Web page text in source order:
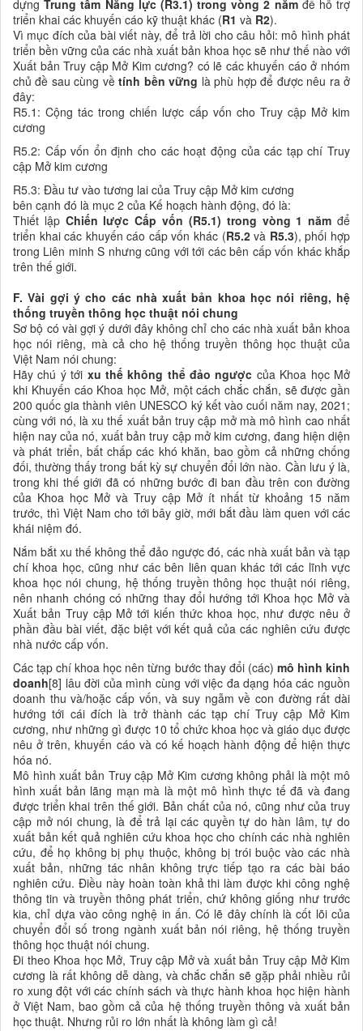
dựngTrung tâm Năng lực (R3.1) trong vòng 2 nămđể hỗ trợ
triển khai các khuyến cáo kỹ thuật khác (R1 và R2).
Vì mục đích của bài viết này, để trả lời cho câu hỏi: mô hìnhphát
triển bền vững của các nhà xuất bản khoa học sẽ như thế nào với
Xuất bản Truy cập Mở Kim cương? có lẽ các khuyến cáo ở nhóm
chủ đề sau cùng vềtính bền vững là phù hợp để được nêu ra ở
đây:
R5.1:Cộng tác trong chiến lược cấp vốn cho Truy cập Mở kim
cương
R5.2: Cấp vốn ổn định cho các hoạt động của các tạp chí Truy
cập Mở kim cương
R5.3: Đầu tư vào tương lai của Truy cập Mở kim cương
bên cạnh đó là mục 2 của Kế hoạch hành động, đó là:
Thiết lập Chiến lược Cấp vốn (R5.1) trong vòng 1 năm để
triển khai các khuyến cáo cấp vốn khác (R5.2và R5.3), phối hợp
trong Liên minh S nhưng cũng với tới các bên cấp vốn khác khắp
trên thế giới.
F. Vài gợi ý cho các nhà xuất bản khoa học nói riêng, hệ
thống truyền thông học thuật nói chung
Sơ bộ có vài gợi ý dưới đây không chỉ cho các nhà xuất bản khoa
học nói riêng, mà cả cho hệ thống truyền thông học thuật của
Việt Nam nói chung:
Hãy chú ý tới xu thếkhông thể đảo ngược của Khoa học Mở
khi Khuyến cáo Khoa học Mở, một cách chắc chắn, sẽ được gần
200 quốc gia thành viên UNESCO ký kết vào cuối năm nay, 2021;
cùng với nó, là xu thế xuất bản truy cập mở mà mô hình cao nhất
hiện nay của nó, xuất bản truy cập mở kim cương, đang hiện diện
và phát triển, bất chấp các khó khăn, bao gồm cả những chống
đối, thường thấy trong bất kỳ sự chuyển đổi lớn nào. Cần lưu ý là,
trong khi thế giới đã có những bước đi ban đầu trên con đường
của Khoa học Mở và Truy cập Mở ít nhất từ khoảng 15 năm
trước, thì Việt Nam cho tới bây giờ, mới bắt đầu làm quen với các
khái niệm đó.
Nắm bắt xu thế không thể đảo ngược đó, các nhà xuất bản và tạp
chí khoa học, cũng như các bên liên quan khác tới các lĩnh vực
khoa học nói chung, hệ thống truyền thông học thuật nói riêng,
nên nhanh chóng có những thay đổi hướng tới Khoa học Mở và
Xuất bản Truy cập Mở tới kiến thức khoa học, như được nêu ở
phần đầu bài viết, đặc biệt với kết quả của các nghiên cứu được
nhà nước cấp vốn.
Các tạp chí khoa học nên từng bước thay đổi (các) mô hình kinh
doanh[8] lâu đời của mình cùng với việc đa dạng hóa các nguồn
doanh thu và/hoặc cấp vốn, và suy ngẫm về con đường rất dài
hướng tới cái đích là trở thành các tạp chí Truy cập Mở Kim
cương, như những gì được 10 tổ chức khoa học và giáo dục được
nêu ở trên, khuyến cáo và có kế hoạch hành động để hiện thực
hóa nó.
Mô hình xuất bản Truy cập Mở Kim cương không phải là một mô
hình xuất bản lãng mạn mà là một mô hình thực tế đã và đang
được triển khai trên thế giới. Bản chất của nó, cũng như của truy
cập mở nói chung, là để trả lại các quyền tự do hàn lâm, tự do
xuất bản kết quả nghiên cứu khoa học cho chính các nhà nghiên
cứu, để họ không bị phụ thuộc, không bị trói buộc vào các nhà
xuất bản, những tác nhân không trực tiếp tạo ra các bài báo
nghiên cứu. Điều này hoàn toàn khả thi làm được khi công nghệ
thông tin và truyền thông phát triển, chứ không giống như trước
kia, chỉ dựa vào công nghệ in ấn. Có lẽ đây chính là cốt lõi của
chuyển đổi số trong ngành xuất bản nói riêng, hệ thống truyền
thông học thuật nói chung.
Đi theo Khoa học Mở, Truy cập Mở và xuất bản Truy cập Mở Kim
cương là rất không dễ dàng, và chắc chắn sẽ gặp phải nhiều rủi
ro xung đột với các chính sách và thực hành khoa học hiện hành
ở Việt Nam, bao gồm cả của hệ thống truyền thông và xuất bản
học thuật. Nhưng rủi ro lớn nhất là không làm gì cả!